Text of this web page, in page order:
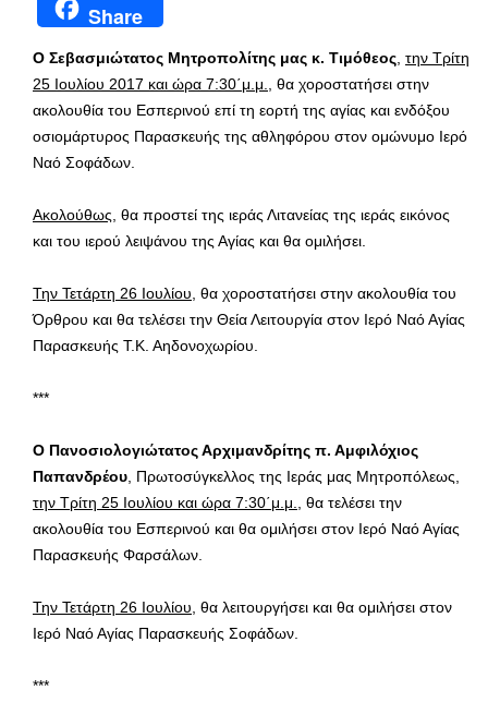
Share
Ο Σεβασμιώτατος Μητροπολίτης μας κ. Τιμόθεος την Τρίτη
25 Ιουλίου 2017 και ώρα 7:30΄μ.μ.
, θα χοροστατήσει στην
ακολουθία του Εσπερινού επί τη εορτή της αγίας και ενδόξου
οσιομάρτυρος Παρασκευής της αθληφόρου στον ομώνυμο Ιερό
Ναό Σοφάδων.
Ακολούθως , θα προστεί της ιεράς Λιτανείας της ιεράς εικόνος
και του ιερού λειψάνου της Αγίας και θα ομιλήσει.
Την Τετάρτη 26 Ιουλίου , θα χοροστατήσει στην ακολουθία του
Όρθρου και θα τελέσει την Θεία Λειτουργία στον Ιερό Ναό Αγίας
Παρασκευής Τ.Κ. Αηδονοχωρίου.
***
Ο Πανοσιολογιώτατος Αρχιμανδρίτης π. Αμφιλόχιος
Παπανδρέου , Πρωτοσύγκελλος της Ιεράς μας Μητροπόλεως,
την Τρίτη 25 Ιουλίου και ώρα 7:30΄μ.μ.
, θα τελέσει την
ακολουθία του Εσπερινού και θα ομιλήσει στον Ιερό Ναό Αγίας
Παρασκευής Φαρσάλων.
Την Τετάρτη 26 Ιουλίου , θα λειτουργήσει και θα ομιλήσει στον
Ιερό Ναό Αγίας Παρασκευής Σοφάδων.
***